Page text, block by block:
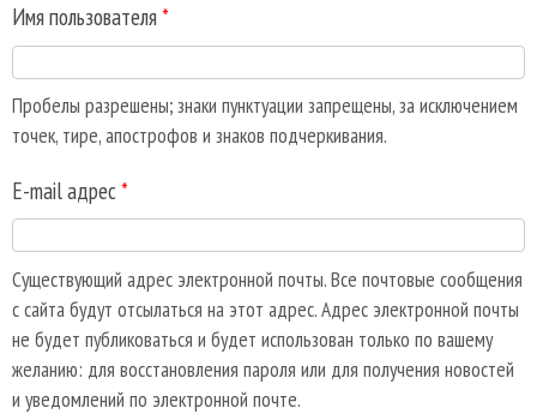
Имя пользователя *
Пробелы разрешены; знаки пунктуации запрещены, за исключением
точек, тире, апострофов и знаков подчеркивания.
E-mail адрес *
Существующий адрес электронной почты. Все почтовые сообщения
с сайта будут отсылаться на этот адрес. Адрес электронной почты
не будет публиковаться и будет использован только по вашему
желанию: для восстановления пароля или для получения новостей
и уведомлений по электронной почте.